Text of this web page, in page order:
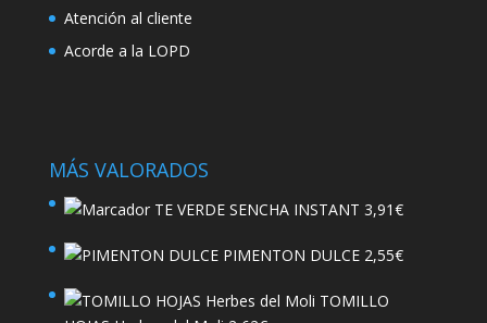
Atención al cliente
Acorde a la LOPD
MÁS VALORADOS
TE VERDE SENCHA INSTANT 3,91€
PIMENTON DULCE 2,55€
TOMILLO